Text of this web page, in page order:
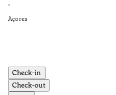
•
Açores
Check-in
Check-out